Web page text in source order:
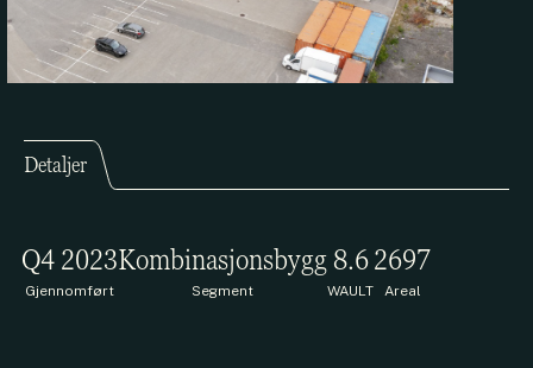
Detaljer
Q4 2023
Gjennomført
Kombinasjonsbygg
Segment
8.6
WAULT
2697
Areal